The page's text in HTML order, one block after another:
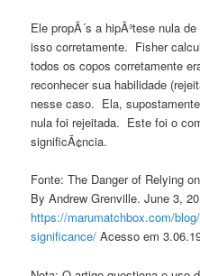
Ele propÃ´s a hipÃ³tese nula
isso corretamente. Fisher
todos os copos corretamente
reconhecer sua habilidade
nesse caso. Ela,
nula foi rejeitada. Este foi o
significÃ¢ncia.
Fonte: The Danger of Relying
By Andrew Grenville. June 3,
https://marumatchbox.com/
significance/ Acesso em